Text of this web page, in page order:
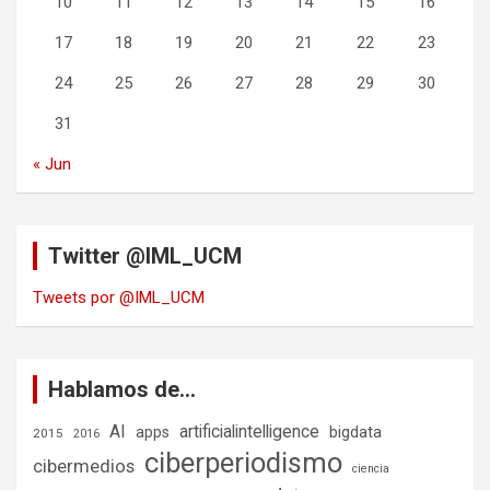
17 18 19 20 21 22 23
24 25 26 27 28 29 30
31
« Jun
Twitter @IML_UCM
Tweets por @IML_UCM
Hablamos de…
2015 2016 AI apps artificialintelligence bigdata
cibermedios ciberperiodismo ciencia